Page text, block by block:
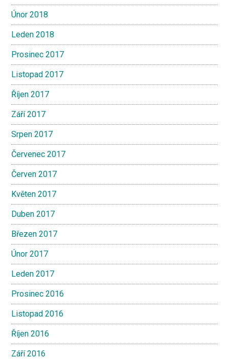
Únor 2018
Leden 2018
Prosinec 2017
Listopad 2017
Říjen 2017
Září 2017
Srpen 2017
Červenec 2017
Červen 2017
Květen 2017
Duben 2017
Březen 2017
Únor 2017
Leden 2017
Prosinec 2016
Listopad 2016
Říjen 2016
Září 2016